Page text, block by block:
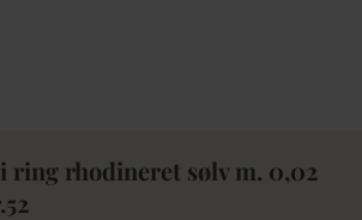
ring rhodineret sølv m. 0,02